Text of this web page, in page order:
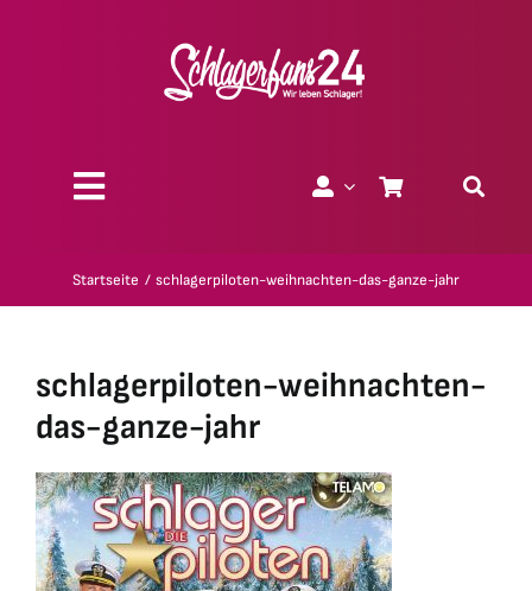
Toggle
Geschenk-Gutscheine
Kollektionen
Startseite schlagerpiloten-weihnachten-das-ganze-jahr
schlagerpiloten-weihnachten-
das-ganze-jahr